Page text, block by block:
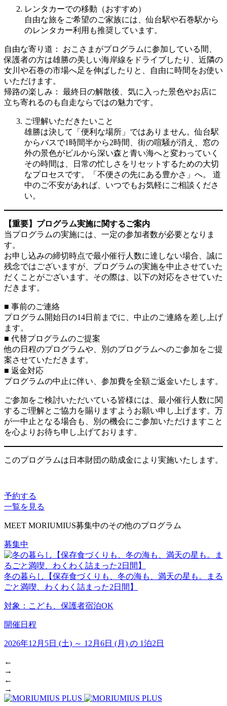
レンタカーでの移動（おすすめ）
自由な旅をご希望のご家族には、仙台駅や石巻駅から
のレンタカー利用も推奨しています。
自由な寄り道： おこさまがプログラムに参加している間、
保護者の方は雄勝の美しい海岸線をドライブしたり、近隣の
女川や石巻の市場へ足を伸ばしたりと、自由に時間をお使い
いただけます。
帰路の楽しみ： 最終日の解散後、気に入った景色やお店に
立ち寄れるのも自走ならではの魅力です。
ご理解いただきたいこと
雄勝は決して「便利な場所」ではありません。仙台駅
からバスで1時間半から2時間、街の喧騒が消え、窓の
外の景色がビルから深い森と青い海へと変わっていく
その時間は、日常の忙しさをリセットするための大切
なプロセスです。「不便さの先にある豊かさ」へ。 道
中のご不安があれば、いつでもお気軽にご相談くださ
い。
【重要】プログラム実施に関するご案内
当プログラムの実施には、一定の参加者数が必要となりま
す。
お申し込みの締切時点で最小催行人数に達しない場合、誠に
残念ではございますが、プログラムの実施を中止させていた
だくことがございます。その際は、以下の対応をさせていた
だきます。
■ 事前のご連絡
プログラム開始日の14日前までに、中止のご連絡を差し上げ
ます。
■ 代替プログラムのご提案
他の日程のプログラムや、別のプログラムへのご参加をご提
案させていただきます。
■ 返金対応
プログラムの中止に伴い、参加費を全額ご返金いたします。
ご参加をご検討いただいている皆様には、最小催行人数に関
するご理解とご協力を賜りますようお願い申し上げます。万
が一中止となる場合も、別の機会にご参加いただけますこと
を心よりお待ち申し上げております。
このプログラムは日本財団の助成金により実施いたします。
予約する
一覧を見る
MEET MORIUMIUS募集中のその他のプログラム
募集中
冬の暮らし【保存食づくりも、冬の海も、満天の星も。まる
ごと満喫、わくわく詰まった2日間】
対象： こども、保護者宿泊OK
開催日程
2026年12月5日 (土) ～ 12月6日 (月) の 1泊2日
←
→
←
→